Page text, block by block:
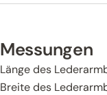
Messungen
Länge des
Breite des